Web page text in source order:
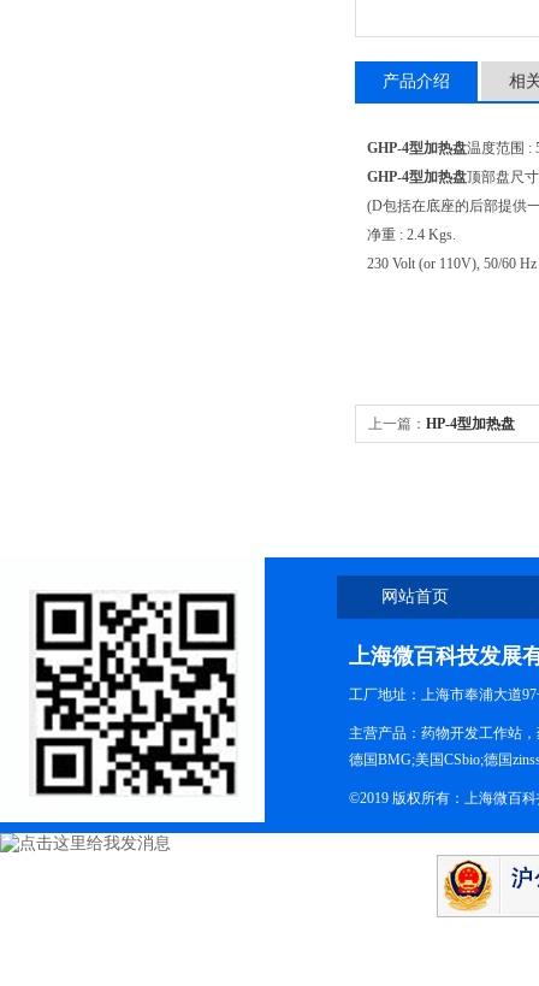
产品介绍 相
GHP-4型加热盘温度范围 :
GHP-4型加热盘顶部盘尺
(D包括在底座的后部提供
净重 : 2.4 Kgs.
230 Volt (or 110V), 50/60 Hz
上一篇： HP-4型加热盘
网站首页
上海微百科技发展
工厂地址：上海市奉浦大道
主营产品：药物开发工作站
德国BMG;美国CSbio;德国
©2019 版权所有：上海微百